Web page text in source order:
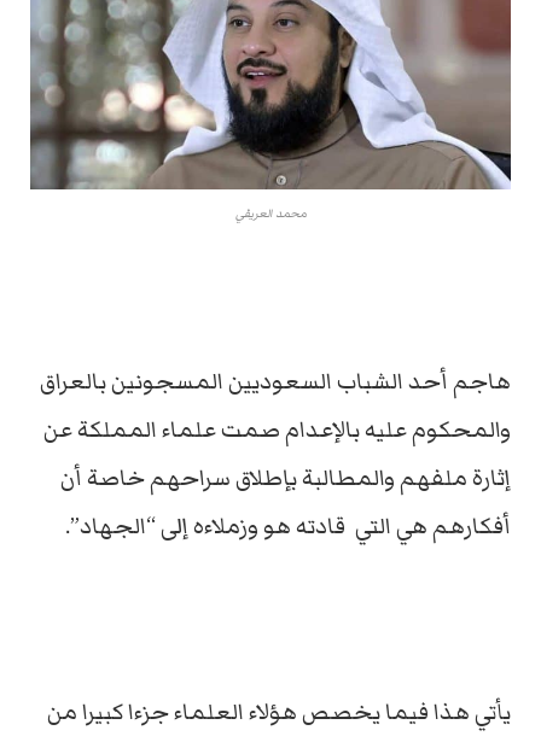
محمد العريفي
هاجم أحد الشباب السعوديين المسجونين بالعراق
والمحكوم عليه بالإعدام صمت علماء المملكة عن
إثارة ملفهم والمطالبة بإطلاق سراحهم خاصة أن
أفكارهم هي التي قادته هو وزملاءه إلى “الجهاد”.
يأتي هذا فيما يخصص هؤلاء العلماء جزءا كبيرا من